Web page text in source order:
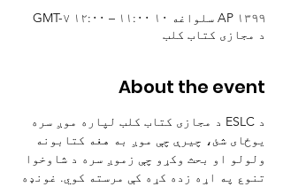
AP ۱۳۹۹ سلواغه ۱۰ ۱۱:۰۰ – ۱۲:۰۰ GMT-۷
د مجازی کتاب کلب
About the event
د ESLC د مجازی کتاب کلب لپاره موږ سره
یوځای شئ، چیرې چې موږ به هغه کتابونه
ولولو او بحث وکړو چې زموږ سره د شاوخوا
تنوع په اړه زده کړه کې مرسته کوي. غونډه